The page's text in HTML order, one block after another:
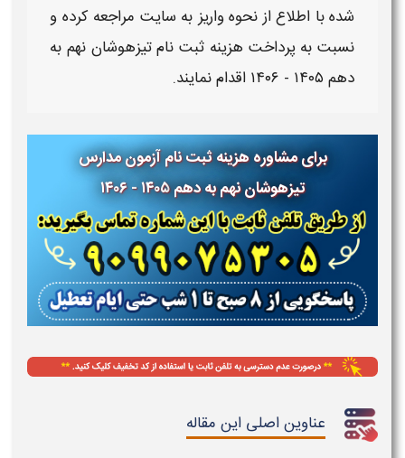
شده با اطلاع ازنحوه واریز به سایت مراجعه کرده و
نسبت بهپرداخت هزینه ثبت نام تیزهوشان نهم به
دهم ۱۴۰۵ - ۱۴۰۶
اقدام نمایند.
برای مشاوره هزینه ثبت نام آزمون مدارس
تیزهوشان نهم به دهم ۱۴۰۵ - ۱۴۰۶
عناوین اصلی این مقاله